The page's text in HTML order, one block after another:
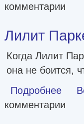
комментарии
Лилит
Когда Лилит
она не боится,
Подробнее о
комментарии